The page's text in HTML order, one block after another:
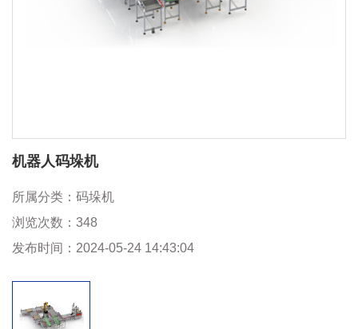
机器人码垛机
所属分类： 码垛机
浏览次数： 348
发布时间： 2024-05-24 14:43:04